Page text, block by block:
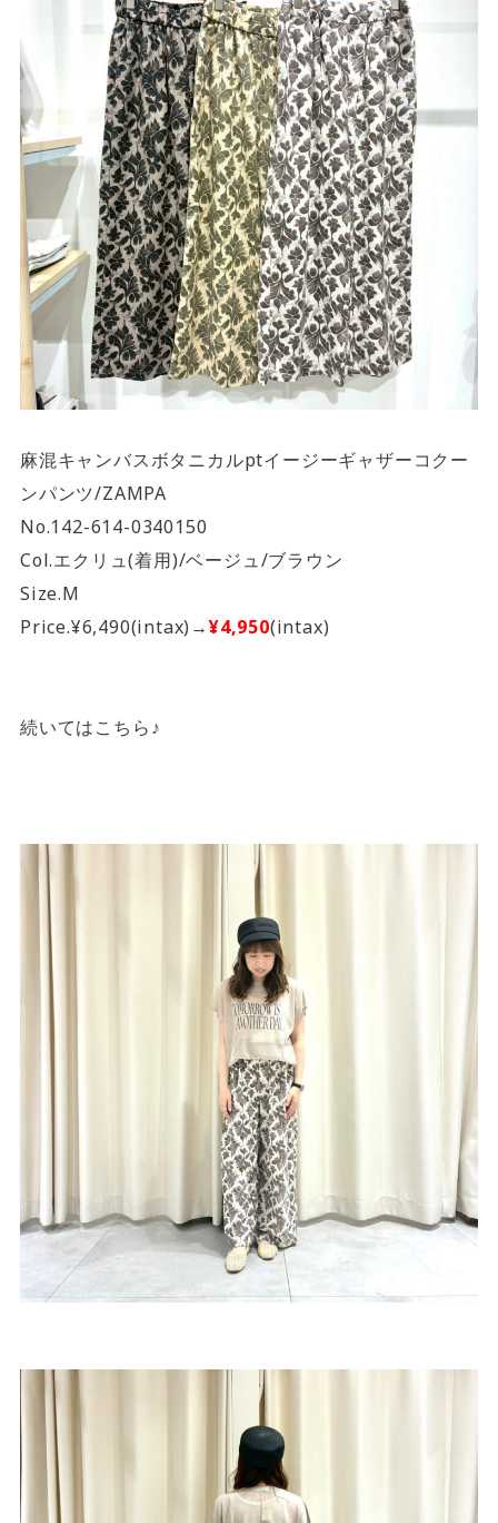
麻混キャンバスボタニカルptイージーギャザーコクー
ンパンツ/ZAMPA
No.142-614-0340150
Col.エクリュ(着用)/ベージュ/ブラウン
Size.M
Price.¥6,490(intax)→¥4,950(intax)
続いてはこちら♪